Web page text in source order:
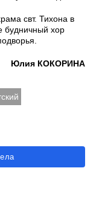
свт. Тихона в
будничный хор
Юлия КОКОРИНА